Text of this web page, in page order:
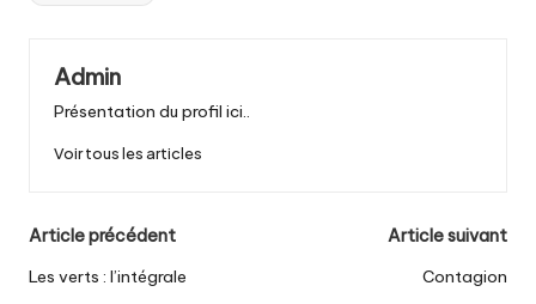
Admin
Présentation du profil ici..
Voir tous les articles
Post
navigation
Article précédent
Les verts : l’intégrale
Article suivant
Contagion